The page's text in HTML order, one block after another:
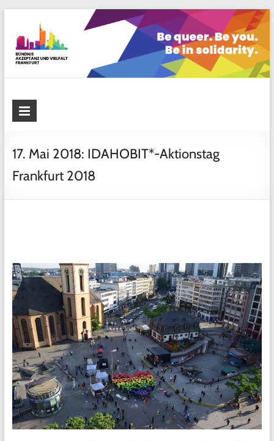
content
Bündnis Akzeptanz und Vielfalt
17. Mai 2018: IDAHOBIT*-Aktionstag
Frankfurt 2018